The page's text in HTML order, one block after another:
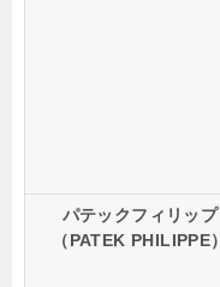
パテックフィリップ
（PATEK PHILIPPE）